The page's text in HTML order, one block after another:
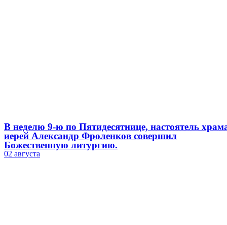
В неделю 9-ю по Пятидесятнице, настоятель
иерей Александр Фроленков совершил
Божественную литургию.
02 августа